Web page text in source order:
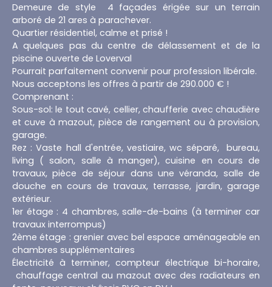
Demeure de style 4 façades érigée sur un terrain
arboré de 21 ares à parachever.
Quartier résidentiel, calme et prisé !
A quelques pas du centre de délassement et de la
piscine ouverte de Loverval
Pourrait parfaitement convenir pour profession libérale.
Nous acceptons les offres à partir de 290.000 € !
Comprenant :
Sous-sol: le tout cavé, cellier, chaufferie avec chaudière
et cuve à mazout, pièce de rangement ou à provision,
garage.
Rez : Vaste hall d'entrée, vestiaire, wc séparé, bureau,
living ( salon, salle à manger), cuisine en cours de
travaux, pièce de séjour dans une véranda, salle de
douche en cours de travaux, terrasse, jardin, garage
extérieur.
1er étage : 4 chambres, salle-de-bains (à terminer car
travaux interrompus)
2ème étage : grenier avec bel espace aménageable en
chambres supplémentaires
Électricité à terminer, compteur électrique bi-horaire,
chauffage central au mazout avec des radiateurs en